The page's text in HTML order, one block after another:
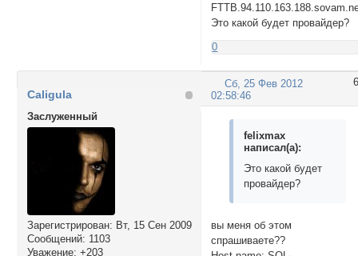
Это какой будет провайдер?
0
6
Сб, 25 Фев 2012
02:58:46
Caligula
Заслуженный
Зарегистрирован: Вт, 15 Сен 2009
Сообщений: 1103
Уважение: +203
felixmax
написал(а):
Это какой будет
провайдер?
вы меня об этом
спрашиваете??